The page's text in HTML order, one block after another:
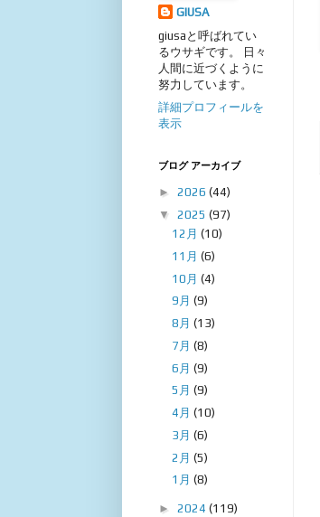
GIUSA
giusaと呼ばれてい
るウサギです。 日々
人間に近づくように
努力しています。
詳細プロフィールを
表示
ブログ アーカイブ
► 2026 (44)
▼ 2025 (97)
12月(10)
11月(6)
10月(4)
9月(9)
8月(13)
7月(8)
6月(9)
5月(9)
4月(10)
3月(6)
2月(5)
1月(8)
► 2024 (119)